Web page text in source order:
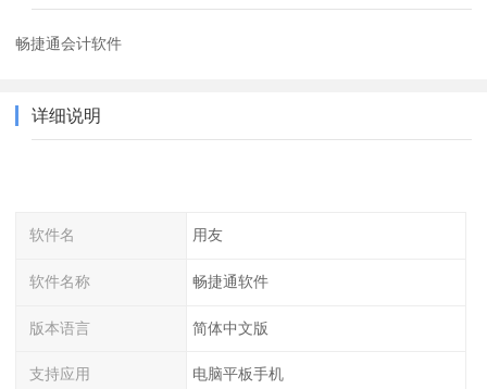
畅捷通会计软件
详细说明
软件名 用友
软件名称 畅捷通软件
版本语言 简体中文版
支持应用 电脑平板手机